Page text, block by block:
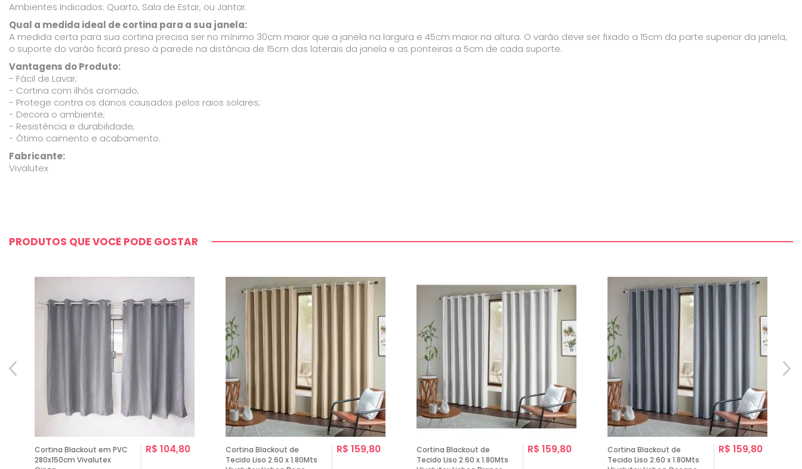
Ambientes Indicados: Quarto, Sala de Estar, ou Jantar.
Qual a medida ideal de cortina para a sua janela:
A medida certa para sua cortina precisa ser no mínimo 30cm maior que a janela na largura e 45cm maior na altura. O varão deve ser fixado a 15cm da parte superior da janela,
o suporte do varão ficará preso à parede na distância de 15cm das laterais da janela e as ponteiras a 5cm de cada suporte.
Vantagens do Produto:
- Fácil de Lavar;
- Cortina com ilhós cromado;
- Protege contra os danos causados pelos raios solares;
- Decora o ambiente;
- Resistência e durabilidade;
- Ótimo caimento e acabamento.
Fabricante:
Vivalutex
PRODUTOS QUE VOCÊ PODE GOSTAR
Cortina Blackout em PVC
280x150cm Vivalutex
R$ 104,80
Cortina Blackout de
Tecido Liso 2.60 x 1.80Mts
R$ 159,80
Cortina Blackout de
Tecido Liso 2.60 x 1.80Mts
R$ 159,80
Cortina Blackout de
Tecido Liso 2.60 x 1.80Mts
R$ 159,80